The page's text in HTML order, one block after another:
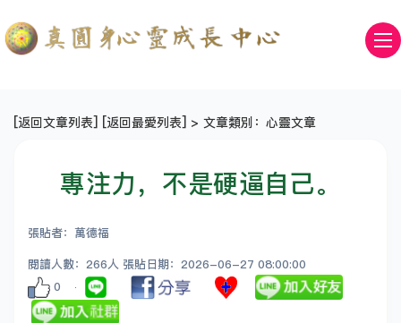
[返回文章列表] [返回最愛列表] > 文章類別：心靈文章
專注力，不是硬逼自己。
張貼者：萬德福
閱讀人數：266人 張貼日期：2026-06-27 08:00:00
0